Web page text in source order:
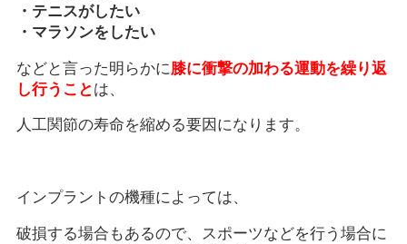
・テニスがしたい
・マラソンをしたい
などと言った明らかに膝に衝撃の加わる運動を繰り返
し行うことは、
人工関節の寿命を縮める要因になります。
インプラントの機種によっては、
破損する場合もあるので、スポーツなどを行う場合に